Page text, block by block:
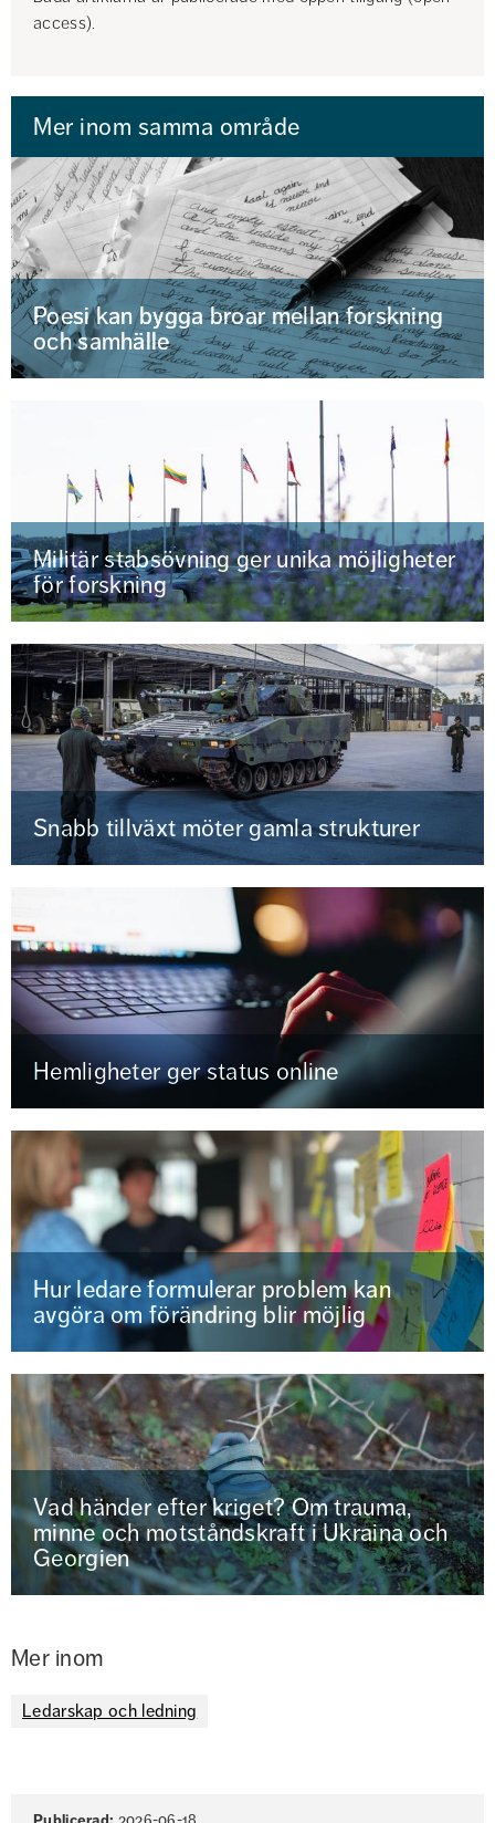
access).
Mer inom samma område
Poesi kan bygga broar mellan forskning
och samhälle
Militär stabsövning ger unika möjligheter
för forskning
Snabb tillväxt möter gamla strukturer
Hemligheter ger status online
Hur ledare formulerar problem kan
avgöra om förändring blir möjlig
Vad händer efter kriget? Om trauma,
minne och motståndskraft i Ukraina och
Georgien
Mer inom
Ledarskap och ledning
Sidinformation